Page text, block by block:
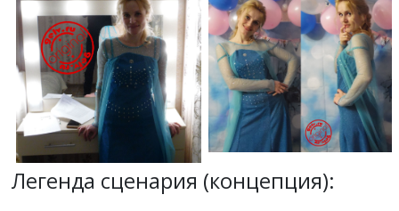
Легенда сценария (концепция):